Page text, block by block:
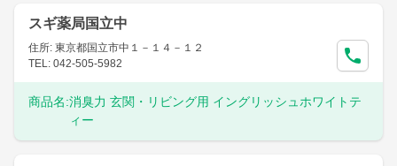
スギ薬局国立中
住所: 東京都国立市中１－１４－１２
TEL: 042-505-5982
商品名:消臭力 玄関・リビング用 イングリッシュホワイトテ
ィー